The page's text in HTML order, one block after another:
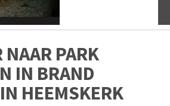
NAAR PARK
IN BRAND
HEEMSKERK